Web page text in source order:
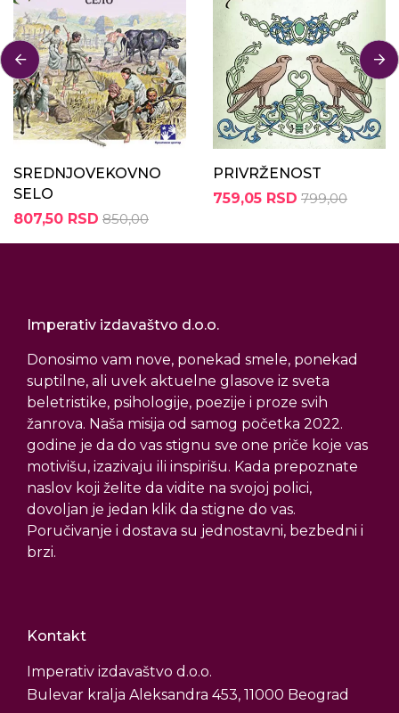
SREDNJOVEKOVNO
SELO
807,50 RSD 850,00
PRIVRŽENOST
759,05 RSD 799,00
Imperativ izdavaštvo d.o.o.
Donosimo vam nove, ponekad smele, ponekad
suptilne, ali uvek aktuelne glasove iz sveta
beletristike, psihologije, poezije i proze svih
žanrova. Naša misija od samog početka 2022.
godine je da do vas stignu sve one priče koje vas
motivišu, izazivaju ili inspirišu. Kada prepoznate
naslov koji želite da vidite na svojoj polici,
dovoljan je jedan klik da stigne do vas.
Poručivanje i dostava su jednostavni, bezbedni i
brzi.
Kontakt
Imperativ izdavaštvo d.o.o.
Bulevar kralja Aleksandra 453, 11000 Beograd